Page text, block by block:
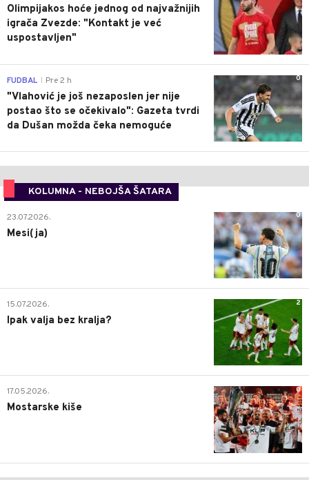
Olimpijakos hoće jednog od najvažnijih
igrača Zvezde: "Kontakt je već
uspostavljen"
0
FUDBAL Pre 2 h
"Vlahović je još nezaposlen jer nije
postao što se očekivalo": Gazeta tvrdi
da Dušan možda čeka nemoguće
KOLUMNA - NEBOJŠA ŠATARA
0
23.07.2026.
Mesi(ja)
2
15.07.2026.
Ipak valja bez kralja?
0
17.05.2026.
Mostarske kiše